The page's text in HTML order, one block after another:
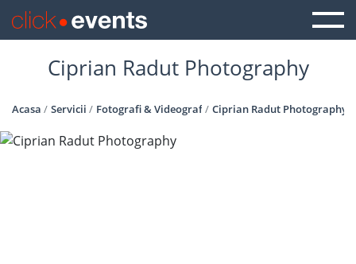
Ciprian Radut Photography
Acasa Servicii Fotografi & Videografi Ciprian Radut Photography